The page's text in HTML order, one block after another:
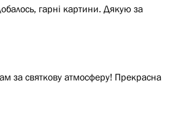
гарні картини. Дякую за
за святкову атмосферу! Прекрасна